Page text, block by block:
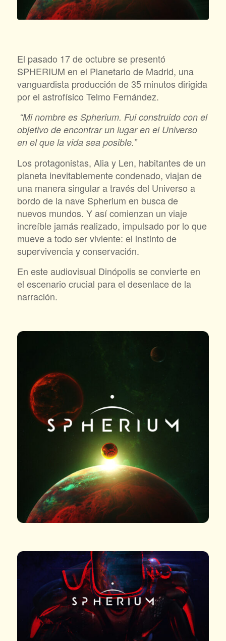
El pasado 17 de octubre se presentó
SPHERIUM en el Planetario de Madrid, una
vanguardista producción de 35 minutos dirigida
por el astrofísico Telmo Fernández.
“Mi nombre es Spherium. Fui construido con el
objetivo de encontrar un lugar en el Universo
en el que la vida sea posible.”
Los protagonistas, Alia y Len, habitantes de un
planeta inevitablemente condenado, viajan de
una manera singular a través del Universo a
bordo de la nave Spherium en busca de
nuevos mundos. Y así comienzan un viaje
increíble jamás realizado, impulsado por lo que
mueve a todo ser viviente: el instinto de
supervivencia y conservación.
En este audiovisual Dinópolis se convierte en
el escenario crucial para el desenlace de la
narración.